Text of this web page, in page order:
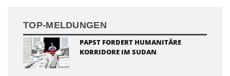
TOP-MELDUNGEN
PAPST FORDERT HUMANITÄRE
KORRIDORE IM SUDAN